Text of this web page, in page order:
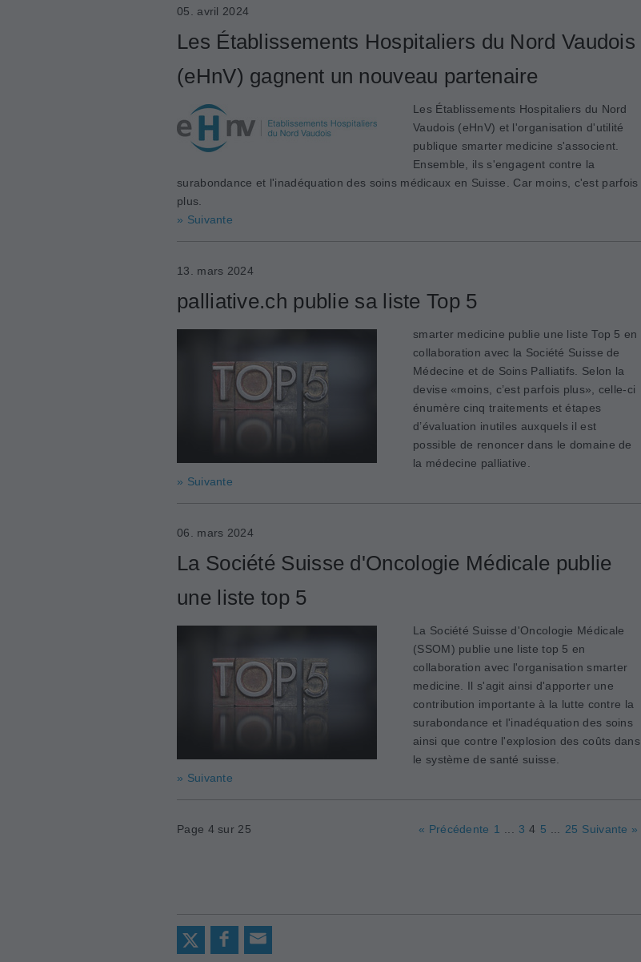
05. avril 2024
Les Établissements Hospitaliers du Nord Vaudois
(eHnV) gagnent un nouveau partenaire
Les Établissements Hospitaliers du Nord
Vaudois (eHnV) et l'organisation d'utilité
publique smarter medicine s'associent.
Ensemble, ils s'engagent contre la
surabondance et l'inadéquation des soins médicaux en Suisse. Car moins, c'est parfois
plus.
» Suivante
13. mars 2024
palliative.ch publie sa liste Top 5
smarter medicine publie une liste Top 5 en
collaboration avec la Société Suisse de
Médecine et de Soins Palliatifs. Selon la
devise «moins, c’est parfois plus», celle-ci
énumère cinq traitements et étapes
d’évaluation inutiles auxquels il est
possible de renoncer dans le domaine de
la médecine palliative.
» Suivante
06. mars 2024
La Société Suisse d'Oncologie Médicale publie
une liste top 5
La Société Suisse d'Oncologie Médicale
(SSOM) publie une liste top 5 en
collaboration avec l'organisation smarter
medicine. Il s'agit ainsi d'apporter une
contribution importante à la lutte contre la
surabondance et l'inadéquation des soins
ainsi que contre l'explosion des coûts dans
le système de santé suisse.
» Suivante
Page 4 sur 25 « Précédente 1 3 4 5 25 Suivante »